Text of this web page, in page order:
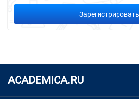
Зарегистрировать
ACADEMICA.RU